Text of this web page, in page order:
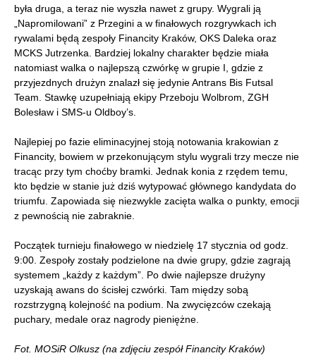
była druga, a teraz nie wyszła nawet z grupy. Wygrali ją
„Napromilowani” z Przegini a w finałowych rozgrywkach ich
rywalami będą zespoły Financity Kraków, OKS Daleka oraz
MCKS Jutrzenka. Bardziej lokalny charakter będzie miała
natomiast walka o najlepszą czwórkę w grupie I, gdzie z
przyjezdnych drużyn znalazł się jedynie Antrans Bis Futsal
Team. Stawkę uzupełniają ekipy Przeboju Wolbrom, ZGH
Bolesław i SMS-u Oldboy’s.
Najlepiej po fazie eliminacyjnej stoją notowania krakowian z
Financity, bowiem w przekonującym stylu wygrali trzy mecze nie
tracąc przy tym choćby bramki. Jednak konia z rzędem temu,
kto będzie w stanie już dziś wytypować głównego kandydata do
triumfu. Zapowiada się niezwykle zacięta walka o punkty, emocji
z pewnością nie zabraknie.
Początek turnieju finałowego w niedzielę 17 stycznia od godz.
9:00. Zespoły zostały podzielone na dwie grupy, gdzie zagrają
systemem „każdy z każdym”. Po dwie najlepsze drużyny
uzyskają awans do ścisłej czwórki. Tam między sobą
rozstrzygną kolejność na podium. Na zwycięzców czekają
puchary, medale oraz nagrody pieniężne.
Fot. MOSiR Olkusz (na zdjęciu zespół Financity Kraków)